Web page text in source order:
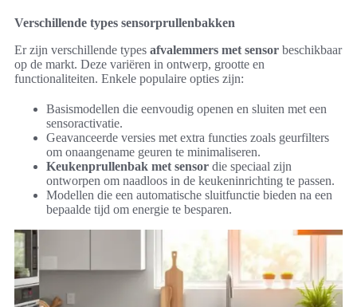
Verschillende types sensorprullenbakken
Er zijn verschillende types afvalemmers met sensor beschikbaar
op de markt. Deze variëren in ontwerp, grootte en
functionaliteiten. Enkele populaire opties zijn:
Basismodellen die eenvoudig openen en sluiten met een
sensoractivatie.
Geavanceerde versies met extra functies zoals geurfilters
om onaangename geuren te minimaliseren.
Keukenprullenbak met sensor die speciaal zijn
ontworpen om naadloos in de keukeninrichting te passen.
Modellen die een automatische sluitfunctie bieden na een
bepaalde tijd om energie te besparen.